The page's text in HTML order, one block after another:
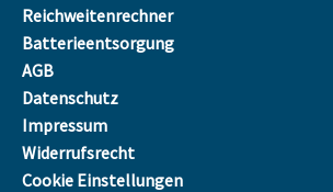
Reichweitenrechner
Batterieentsorgung
AGB
Datenschutz
Impressum
Widerrufsrecht
Cookie Einstellungen